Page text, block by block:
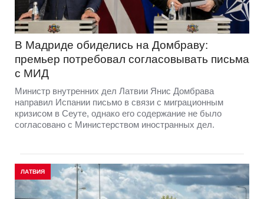
В Мадриде обиделись на Домбраву:
премьер потребовал согласовывать письма
с МИД
Министр внутренних дел Латвии Янис Домбрава
направил Испании письмо в связи с миграционным
кризисом в Сеуте, однако его содержание не было
согласовано с Министерством иностранных дел.
ЛАТВИЯ